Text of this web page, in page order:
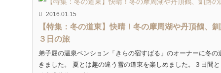
2016.01.15
【特集：冬の道東】快晴！冬の摩周湖や丹頂鶴、
３日の旅
弟子屈の温泉ペンション「きらの宿すばる」のオーナーに冬
きました。 夏とは趣の違う雪の道東を楽しめました。３日間